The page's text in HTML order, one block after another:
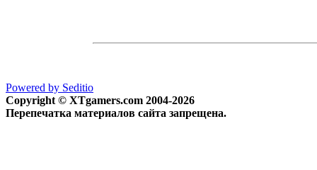
Powered by Seditio
Copyright © XTgamers.com 2004-2026
Перепечатка материалов сайта запрещена.